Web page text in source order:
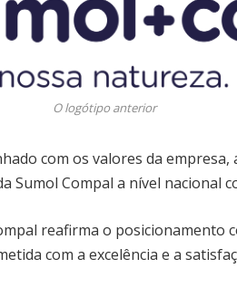
O logótipo anterior
com os valores da empresa,
Sumol Compal a nível nacional
reafirma o posicionamento
com a excelência e a